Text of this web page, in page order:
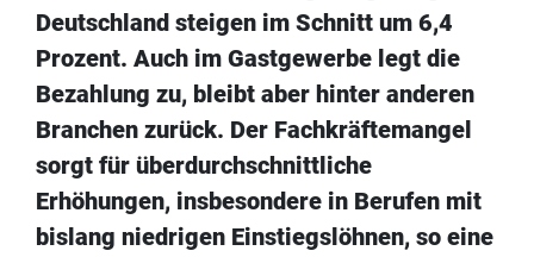
Deutschland steigen im Schnitt um 6,4
Prozent. Auch im Gastgewerbe legt die
Bezahlung zu, bleibt aber hinter anderen
Branchen zurück. Der Fachkräftemangel
sorgt für überdurchschnittliche
Erhöhungen, insbesondere in Berufen mit
bislang niedrigen Einstiegslöhnen, so eine